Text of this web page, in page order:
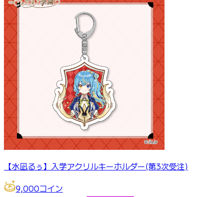
【水凪るぅ】入学アクリルキーホルダー(第3次受注)
9,000コイン